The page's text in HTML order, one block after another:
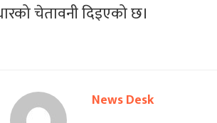
चेतावनी दिइएको छ।
News Desk